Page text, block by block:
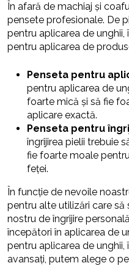
În afară de machiaj și
pensete profesionale. De
pentru aplicarea de unghii,
pentru aplicarea de
Penseta pentru
pentru aplicarea de
foarte mică și să fie
aplicare exactă.
Penseta pentru
îngrijirea pielii trebuie
fie foarte moale
feței.
În funcție de nevoile
pentru alte utilizări care
nostru de îngrijire
începători în aplicarea de
pentru aplicarea de
avansați, putem alege o